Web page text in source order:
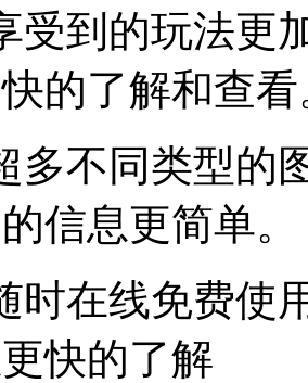
受到的玩法更
的了解和查看
多不同类型的
信息更简单。
时在线免费使
快的了解